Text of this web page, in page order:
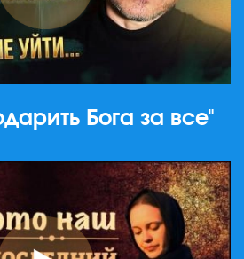
Бога за все"